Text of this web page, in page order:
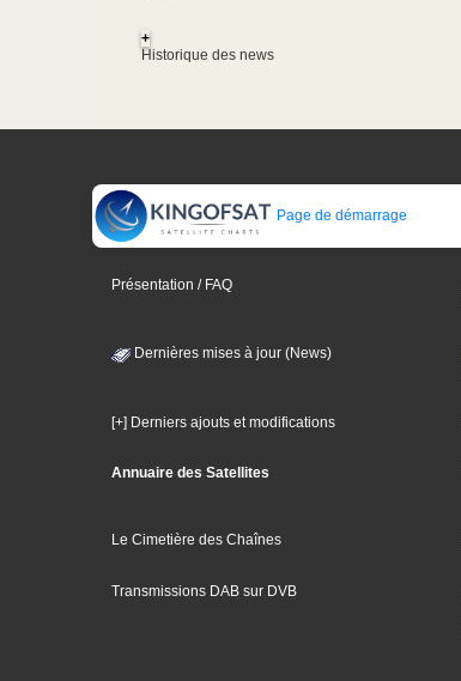
+
Historique des news
Page de démarrage
Présentation / FAQ
Dernières mises à jour (News)
[+] Derniers ajouts et modifications
Annuaire des Satellites
Le Cimetière des Chaînes
Transmissions DAB sur DVB